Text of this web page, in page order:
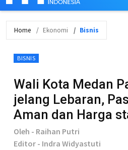
Home Ekonomi Bisnis
BISNIS
Wali Kota Medan
jelang Lebaran,
Aman dan Harga
Oleh - Raihan Putri
Editor - Indra Widyastuti